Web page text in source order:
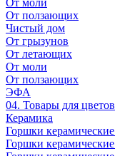
От моли
От ползающих
Чистый дом
От грызунов
От летающих
От моли
От ползающих
ЭФА
04. Товары для
Керамика
Горшки
Горшки